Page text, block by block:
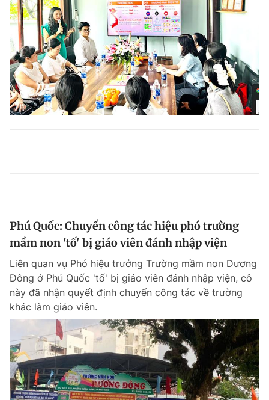
Phú Quốc: Chuyển công tác hiệu phó trường
mầm non 'tố' bị giáo viên đánh nhập viện
Liên quan vụ Phó hiệu trưởng Trường mầm non Dương
Đông ở Phú Quốc 'tố' bị giáo viên đánh nhập viện, cô
này đã nhận quyết định chuyển công tác về trường
khác làm giáo viên.